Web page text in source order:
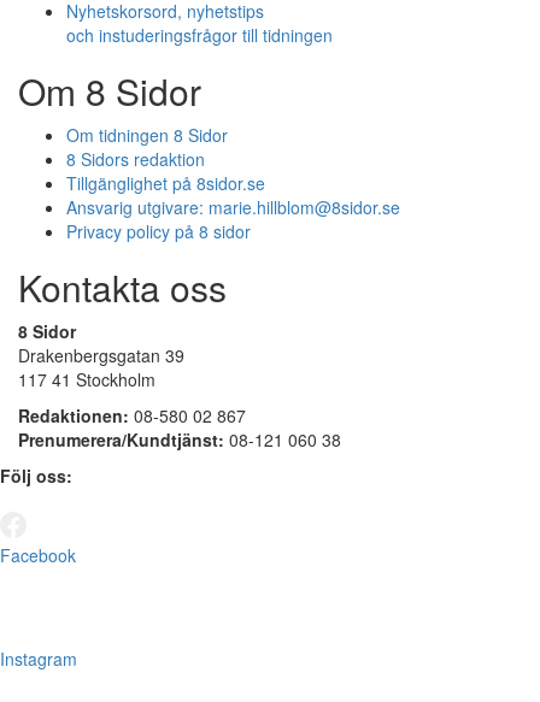
Nyhetskorsord, nyhetstips
och instuderingsfrågor till tidningen
Om 8 Sidor
Om tidningen 8 Sidor
8 Sidors redaktion
Tillgänglighet på 8sidor.se
Ansvarig utgivare: marie.hillblom@8sidor.se
Privacy policy på 8 sidor
Kontakta oss
8 Sidor
Drakenbergsgatan 39
117 41 Stockholm
Redaktionen: 08-580 02 867
Prenumerera/Kundtjänst: 08-121 060 38
Följ oss:
Facebook
Instagram